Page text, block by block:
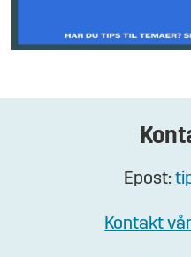
Epost:
Kontakt